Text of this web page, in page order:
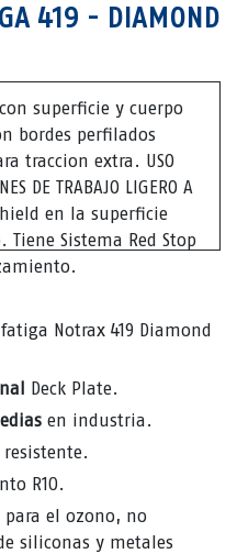
419 - DIAMOND
superficie y cuerpo
bordes perfilados
traccion extra. USO
DE TRABAJO LIGERO A
en la superficie
Sistema Red Stop
Notrax 419 Diamond
Deck Plate.
en industria.
resistente.
R10.
para el ozono, no
siliconas y metales